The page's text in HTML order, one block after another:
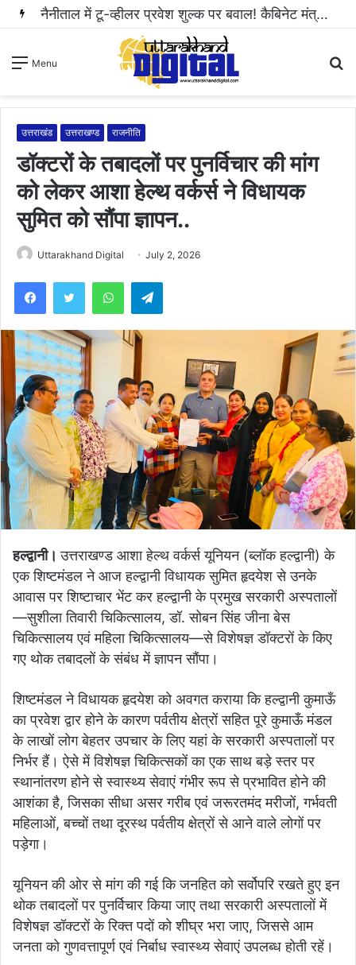
Menu
उत्तराखंड उत्तराखण्ड राजनीति
डॉक्टरों के तबादलों पर पुनर्विचार की मांग
को लेकर आशा हेल्थ वर्कर्स ने विधायक
सुमित को सौंपा ज्ञापन..
Uttarakhand Digital July 2, 2026
WhatsAppTelegram
हल्द्वानी।उत्तराखण्ड आशा हेल्थ वर्कर्स यूनियन (ब्लॉक हल्द्वानी) के
एक शिष्टमंडल ने आज हल्द्वानी विधायक सुमित हृदयेश से उनके
आवास पर शिष्टाचार भेंट कर हल्द्वानी के प्रमुख सरकारी अस्पतालों
—सुशीला तिवारी चिकित्सालय, डॉ. सोबन सिंह जीना बेस
चिकित्सालय एवं महिला चिकित्सालय—से विशेषज्ञ डॉक्टरों के किए
गए थोक तबादलों के संबंध में ज्ञापन सौंपा।
शिष्टमंडल ने विधायक हृदयेश को अवगत कराया कि हल्द्वानी कुमाऊँ
का प्रवेश द्वार होने के कारण पर्वतीय क्षेत्रों सहित पूरे कुमाऊँ मंडल
के लाखों लोग बेहतर उपचार के लिए यहां के सरकारी अस्पतालों पर
निर्भर हैं। ऐसे में विशेषज्ञ चिकित्सकों का एक साथ बड़े स्तर पर
स्थानांतरण होने से स्वास्थ्य सेवाएं गंभीर रूप से प्रभावित होने की
आशंका है, जिसका सीधा असर गरीब एवं जरूरतमंद मरीजों, गर्भवती
महिलाओं, बच्चों तथा दूरस्थ पर्वतीय क्षेत्रों से आने वाले लोगों पर
पड़ेगा।
यूनियन की ओर से मांग की गई कि जनहित को सर्वोपरि रखते हुए इन
थोक तबादलों पर पुनर्विचार किया जाए तथा सरकारी अस्पतालों में
विशेषज्ञ डॉक्टरों के रिक्त पदों को शीघ्र भरा जाए, जिससे आम
जनता को गुणवत्तापूर्ण एवं निर्बाध स्वास्थ्य सेवाएं उपलब्ध होती रहें।